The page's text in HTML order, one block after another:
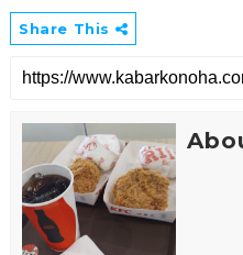
Share This